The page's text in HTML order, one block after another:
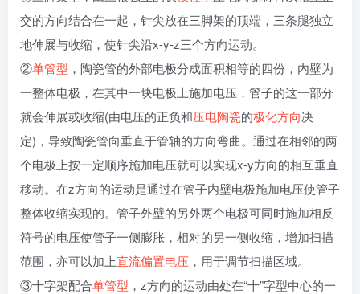
交的方向结合在一起，针尖放在三脚架的顶端，三条腿独立
地伸展与收缩，使针尖沿x-y-z三个方向运动。
②单管型 ，陶瓷管的外部电极分成面积相等的四份，内壁为
一整体电极，在其中一块电极上施加电压，管子的这一部分
就会伸展或收缩(由电压的正负和压电陶瓷的极化方向决
定)，导致陶瓷管向垂直于管轴的方向弯曲。通过在相邻的两
个电极上按一定顺序施加电压就可以实现x-y方向的相互垂直
移动。在z方向的运动是通过在管子内壁电极施加电压使管子
整体收缩实现的。管子外壁的另外两个电极可同时施加相反
符号的电压使管子一侧膨胀，相对的另一侧收缩，增加扫描
范围，亦可以加上直流偏置电压 ，用于调节扫描区域。
③十字架配合单管型 ，z方向的运动由处在“十”字型中心的一